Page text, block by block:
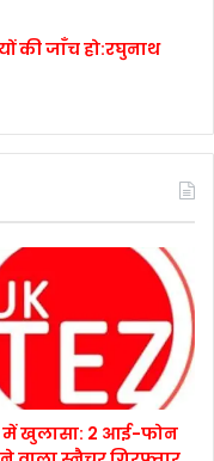
की जाँच हो:रघुनाथ
में खुलासा: 2 आई-फोन